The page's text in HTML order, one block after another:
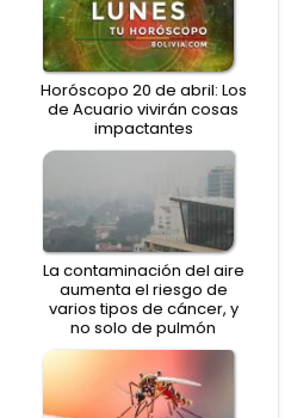
Horóscopo 20 de abril: Los
de Acuario vivirán cosas
impactantes
La contaminación del aire
aumenta el riesgo de
varios tipos de cáncer, y
no solo de pulmón